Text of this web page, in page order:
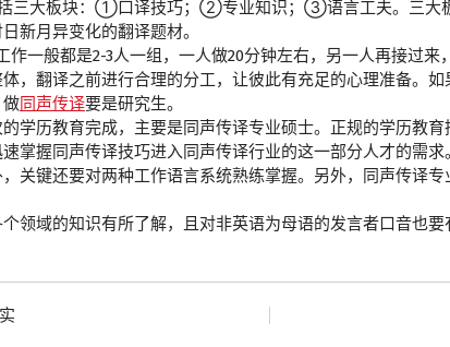
三大板块：①口译技巧；②专业知识；③语言工夫。三大
新月异变化的翻译题材。
一般都是2-3人一组，一人做20分钟左右，另一人再接过
，翻译之前进行合理的分工，让彼此有充足的心理准备。如
做同声传译要是研究生。
学历教育完成，主要是同声传译专业硕士。正规的学历教
掌握同声传译技巧进入同声传译行业的这一部分人才的需求。
关键还要对两种工作语言系统熟练掌握。另外，同声传译
领域的知识有所了解，且对非英语为母语的发言者口音也